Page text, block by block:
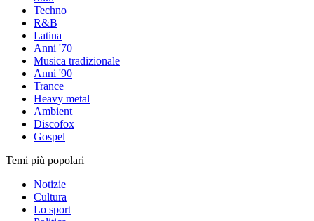
Techno
R&B
Latina
Anni '70
Musica tradizionale
Anni '90
Trance
Heavy metal
Ambient
Discofox
Gospel
Temi più popolari
Notizie
Cultura
Lo sport